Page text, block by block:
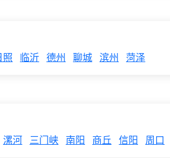
照 临沂 德州 聊城 滨州 菏泽
漯河 三门峡 南阳 商丘 信阳 周口